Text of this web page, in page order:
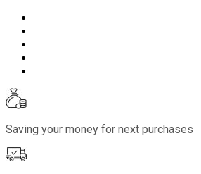
Saving your money for next purchases